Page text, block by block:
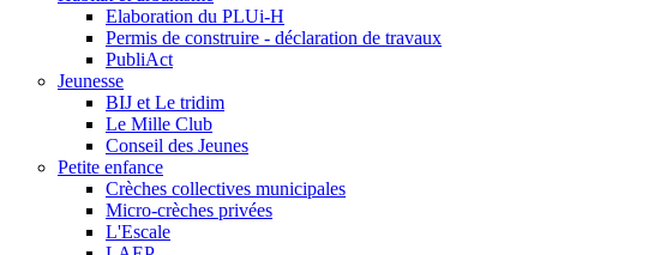
Elaboration du PLUi-H
Permis de construire - déclaration de travaux
PubliAct
Jeunesse
BIJ et Le tridim
Le Mille Club
Conseil des Jeunes
Petite enfance
Crèches collectives municipales
Micro-crèches privées
L'Escale